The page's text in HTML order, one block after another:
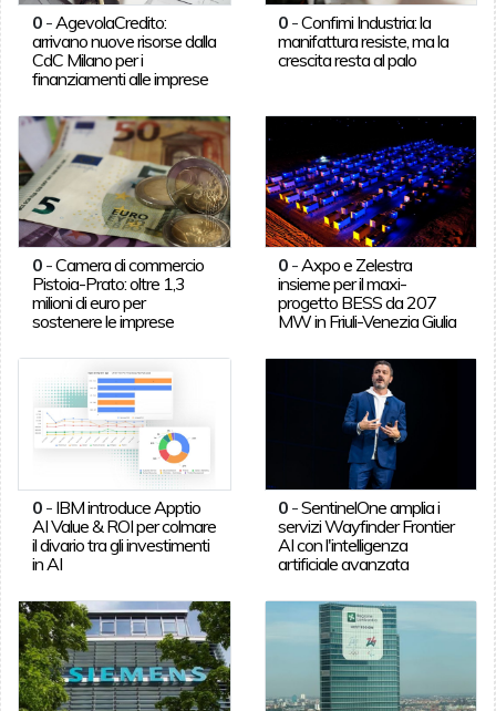
0- AgevolaCredito:
arrivano nuove risorse dalla
CdC Milano per i
finanziamenti alle imprese
0 -Confimi Industria: la
manifattura resiste, ma la
crescita resta al palo
0-Camera di commercio
Pistoia-Prato: oltre 1,3
milioni di euro per
sostenere le imprese
0 - Axpo e Zelestra
insieme per il maxi-
progetto BESS da 207
MW in Friuli-Venezia Giulia
0- IBM introduce Apptio
AI Value & ROI per colmare
il divario tra gli investimenti
in AI
0 -SentinelOne amplia i
servizi Wayfinder Frontier
AI con l'intelligenza
artificiale avanzata